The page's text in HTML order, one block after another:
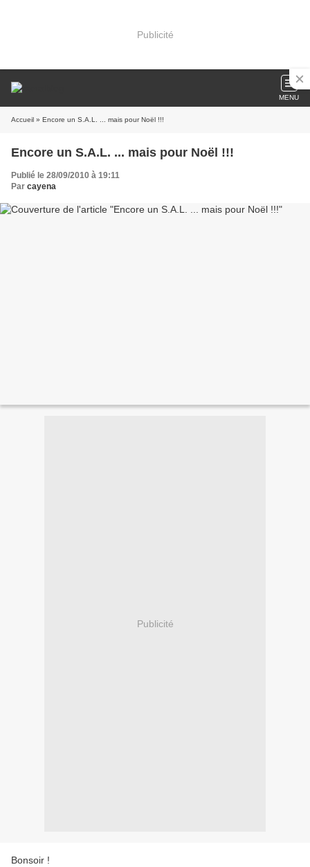
Publicité
MENU
Accueil » Encore un S.A.L. ... mais pour Noël !!!
Encore un S.A.L. ... mais pour Noël !!!
Publié le 28/09/2010 à 19:11
Par cayena
Publicité
Bonsoir !